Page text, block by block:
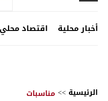
أخبار محلية اقتصاد محلي
الرئيسية >> مناسبات